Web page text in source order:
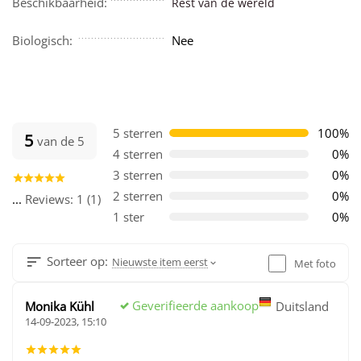
Rest van de wereld
Biologisch: Nee
5 van de 5
... Reviews: 1 (1)
5 sterren
100%
4 sterren
0%
3 sterren
0%
2 sterren
0%
1 ster
0%
Sorteer op: Nieuwste item eerst Met foto
Monika Kühl Geverifieerde aankoop Duitsland
14-09-2023, 15:10